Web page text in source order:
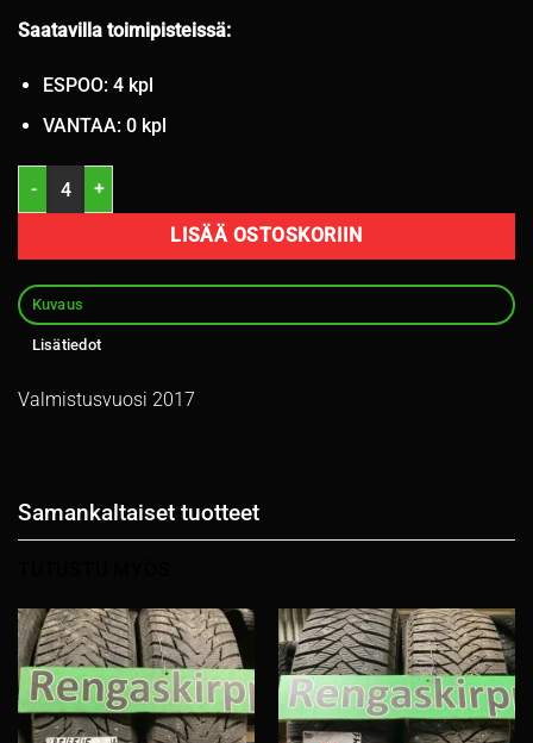
Saatavilla toimipisteissä:
ESPOO: 4 kpl
VANTAA: 0 kpl
205/65R15 Sava Eskimo Stud 94T nasta 8-9mm / 2V13 määrä
LISÄÄ OSTOSKORIIN
Kuvaus
Lisätiedot
Valmistusvuosi 2017
Samankaltaiset tuotteet